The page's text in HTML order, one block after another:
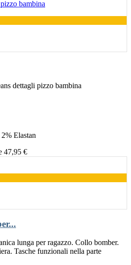
dettagli pizzo bambina
Elastan
47,95 €
lunga per ragazzo. Collo bomber.
Tasche funzionali nella parte